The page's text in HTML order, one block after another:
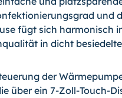
und
fügt sich harmonisch
in dicht
der
über ein 7-Zoll-Touch-